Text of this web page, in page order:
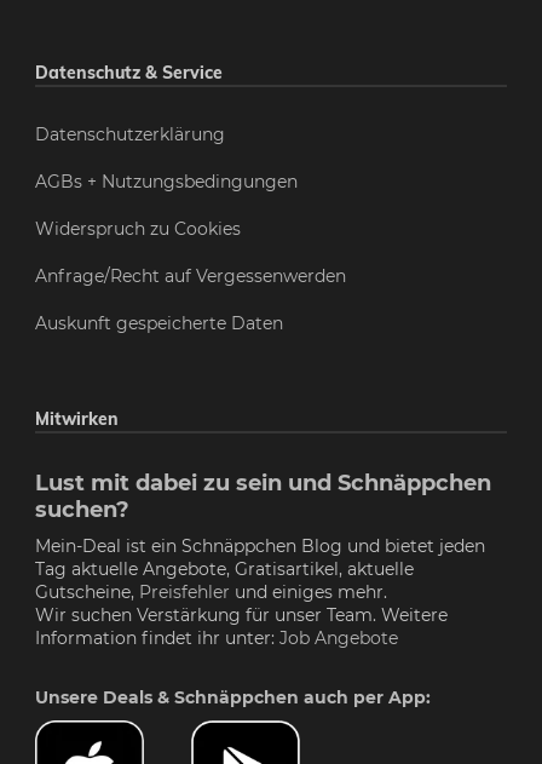
Datenschutz & Service
Datenschutzerklärung
AGBs + Nutzungsbedingungen
Widerspruch zu Cookies
Anfrage/Recht auf Vergessenwerden
Auskunft gespeicherte Daten
Mitwirken
Lust mit dabei zu sein und Schnäppchen
suchen?
Mein-Deal ist ein Schnäppchen Blog und bietet jeden
Tag aktuelle Angebote, Gratisartikel, aktuelle
Gutscheine, Preisfehler und einiges mehr.
Wir suchen Verstärkung für unser Team. Weitere
Information findet ihr unter: Job Angebote
Unsere Deals & Schnäppchen auch per App: